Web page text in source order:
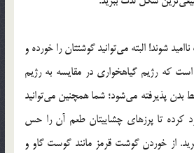
شوند! البته می‌توانید گوشتتان را خورده و
که رژیم گیاهخواری در مقایسه به رژیم
بدن پذیرفته می‌شود؛ شما همچنین می‌توانید
کرده تا پرزهای چشاییتان طعم آن را حس
از خوردن گوشت قرمز مانند گوست گاو و